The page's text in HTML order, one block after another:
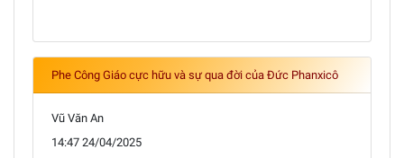
Phe Công Giáo cực hữu và sự qua đời của Đức Phanxicô
Vũ Văn An
14:47 24/04/2025